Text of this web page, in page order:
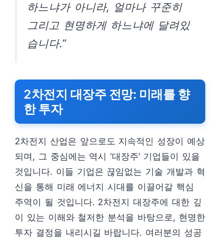
하느냐가 아니라, 얼마나 꾸준히
그리고 현명하게 하느냐에 달려있
습니다.”
2차전지 대장주 전망: 미래를 향
한 투자
2차전지 산업은 앞으로도 지속적인 성장이 예상
되며, 그 중심에는 역시 ‘대장주’ 기업들이 있을
것입니다. 이들 기업은 끊임없는 기술 개발과 혁
신을 통해 미래 에너지 시대를 이끌어갈 핵심
주역이 될 것입니다. 2차전지 대장주에 대한 깊
이 있는 이해와 철저한 분석을 바탕으로, 현명한
투자 결정을 내리시길 바랍니다. 여러분의 성공